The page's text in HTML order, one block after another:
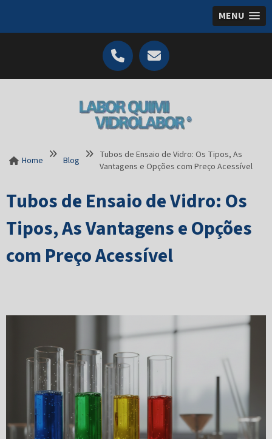
MENU
Home Blog
Tubos de Ensaio de Vidro: Os Tipos, As
Vantagens e Opções com Preço Acessível
Tubos de Ensaio de Vidro: Os
Tipos, As Vantagens e Opções
com Preço Acessível